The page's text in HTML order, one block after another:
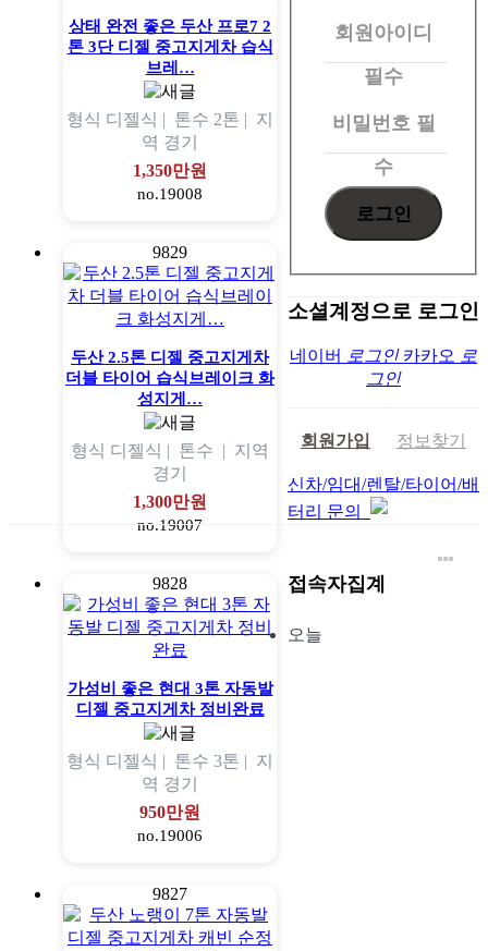
상태 완전 좋은 두산 프로7 2
톤 3단 디젤 중고지게차 습식
브레…
형식 디젤식 | 톤수 2톤 | 지
역 경기
1,350만원
no.19008
9829
두산 2.5톤 디젤 중고지게차
더블 타이어 습식브레이크 화
성지게…
형식 디젤식 | 톤수 | 지역
경기
1,300만원
no.19007
9828
가성비 좋은 현대 3톤 자동발
디젤 중고지게차 정비완료
형식 디젤식 | 톤수 3톤 | 지
역 경기
950만원
no.19006
9827
회원아이디
필수
비밀번호 필
수
소셜계정으로 로그인
네이버 로그인 카카오 로
그인
회원가입 정보찾기
신차/임대/렌탈/타이어/배
터리 문의
접속자집계
오늘